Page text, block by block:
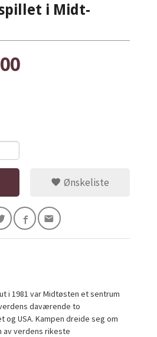
i Midt-
Ønskeliste
i 1981 var Midtøsten et sentrum
daværende to
og USA. Kampen dreide seg om
av verdens rikeste